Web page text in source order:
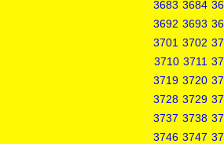
3683 3684
3692 3693
3701 3702
3710 3711
3719 3720
3728 3729
3737 3738
3746 3747